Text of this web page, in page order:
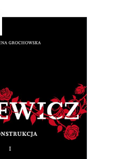
1)
jesteś?”, Tadeusz
przed laty: „Kto
czyta, ten wie”.